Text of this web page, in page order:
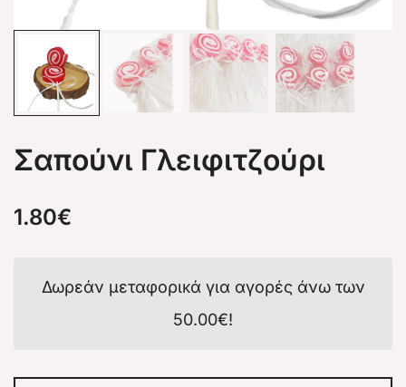
Σαπούνι Γλειφιτζούρι
1.80€
Δωρεάν μεταφορικά για αγορές άνω των
50.00€!